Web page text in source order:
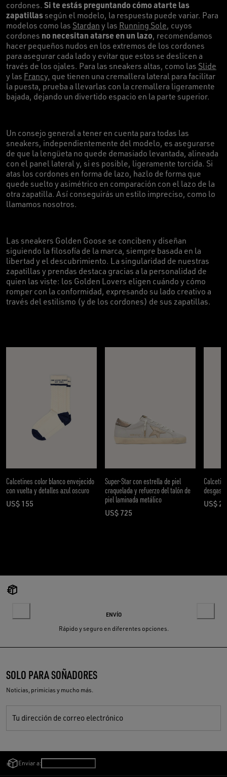
cordones. Si te estás preguntando cómo atarte las
zapatillas según el modelo, la respuesta puede variar. Para
modelos como las Stardan y las Running Sole, cuyos
cordones no necesitan atarse en un lazo, recomendamos
hacer pequeños nudos en los extremos de los cordones
para asegurar cada lado y evitar que estos se deslicen a
través de los ojales. Para las sneakers altas, como las Slide
y las Francy, que tienen una cremallera lateral para facilitar
la puesta, prueba a llevarlas con la cremallera ligeramente
bajada, dejando un divertido espacio en la parte superior.
Un consejo general a tener en cuenta para todas las
sneakers, independientemente del modelo, es asegurarse
de que la lengüeta no quede demasiado levantada, alineada
con el panel lateral y, si es posible, ligeramente torcida. Si
atas los cordones en forma de lazo, hazlo de forma que
quede suelto y asimétrico en comparación con el lazo de la
otra zapatilla. Así conseguirás un estilo impreciso, como lo
llamamos nosotros.
Las sneakers Golden Goose se conciben y diseñan
siguiendo la filosofía de la marca, siempre basada en la
libertad y el descubrimiento. La singularidad de nuestras
zapatillas y prendas destaca gracias a la personalidad de
quien las viste: los Golden Lovers eligen cuándo y cómo
romper con la conformidad, expresando su lado creativo a
través del estilismo (y de los cordones) de sus zapatillas.
Calcetines color blanco envejecido
con vuelta y detalles azul oscuro
US$ 155
precio actual US$ 155
Super-Star con estrella de piel
craquelada y refuerzo del talón de
piel laminada metálico
US$ 725
precio actual US$ 725
US$
ENVÍO
Rápido y seguro en diferentes opciones.
SOLO PARA SOÑADORES
Noticias, primicias y mucho más.
Tu dirección de correo electrónico
Enviar a: